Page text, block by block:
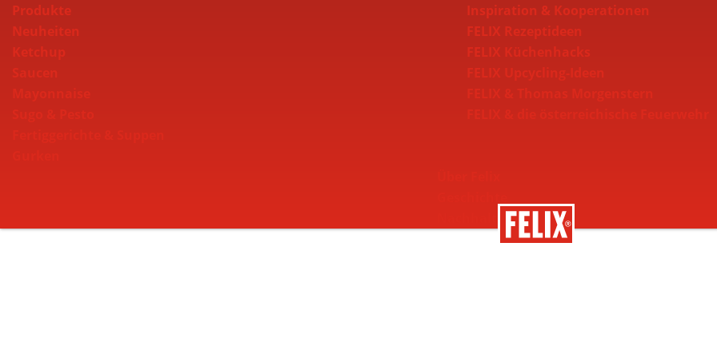
Produkte
Neuheiten
Ketchup
Saucen
Inspiration & Kooperationen
FELIX Rezeptideen
FELIX Küchenhacks
FELIX Upcycling-Ideen
Nachhaltigkeit